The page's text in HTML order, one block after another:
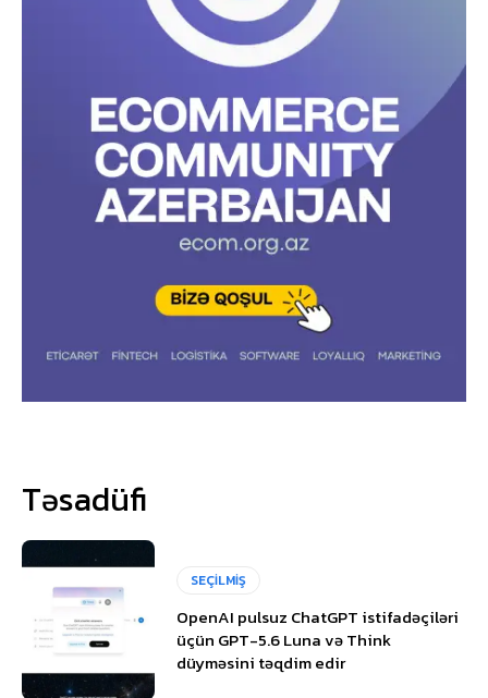
Təsadüfi
SEÇİLMİŞ
OpenAI pulsuz ChatGPT istifadəçiləri
üçün GPT-5.6 Luna və Think
düyməsini təqdim edir